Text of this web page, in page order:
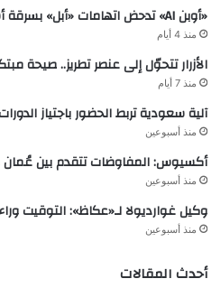
«أوبن AI» تدحض اتهامات «أبل» بسرقة أسرار تجارية
منذ 4 أيام
الأزرار تتحوّل إلى عنصر تطريز.. صيحة مبتكرة
منذ 7 أيام
آلية سعودية تربط الحضور باجتياز
منذ أسبوعين
أكسيوس: المفاوضات تتقدم بين عُمان
منذ أسبوعين
وكيل غوارديولا لـ«عكاظ»: التوقيت
منذ أسبوعين
أحدث المقالات